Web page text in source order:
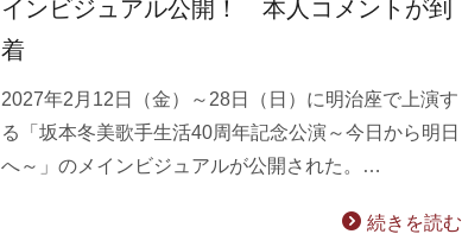
インビジュアル公開！ 本人コメントが到
着
2027年2月12日（金）～28日（日）に明治座で上演す
る「坂本冬美歌手生活40周年記念公演～今日から明日
へ～」のメインビジュアルが公開された。…
続きを読む